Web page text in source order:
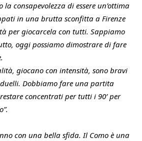
la consapevolezza di essere un’ottima
in una brutta sconfitta a Firenze
per giocarcela con tutti. Sappiamo
oggi possiamo dimostrare di fare
giocano con intensità, sono bravi
Dobbiamo fare una partita
concentrati per tutti i 90’ per
con una bella sfida. Il Como è una